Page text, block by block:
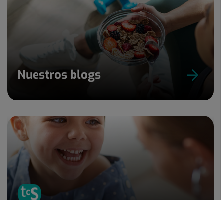
Nuestros blogs